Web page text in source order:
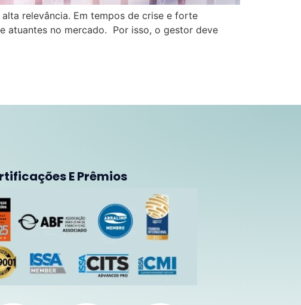
relevância. Em tempos de crise e forte
atuantes no mercado. Por isso, o gestor deve
E Prêmios